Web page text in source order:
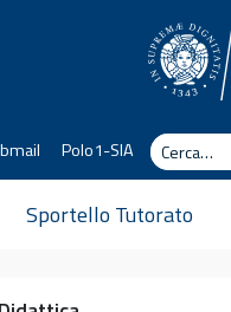
Polo1-SIA
Cerca
Sportello Tutorato